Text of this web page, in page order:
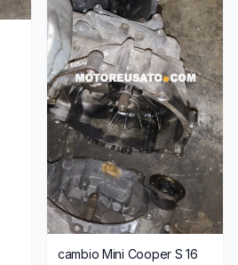
cambio Mini Cooper S 16